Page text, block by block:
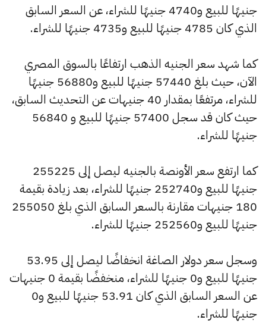
جنيهًا للبيع و4740 جنيهًا للشراء، عن السعر السابق
الذي كان 4785 جنيهًا للبيع و4735 جنيهًا للشراء.
كما شهد سعر الجنيه الذهب ارتفاعًا بالسوق المصري
الآن، حيث بلغ 57440 جنيهًا للبيع و56880 جنيهًا
للشراء، مرتفعًا بمقدار 40 جنيهات عن التحديث السابق،
حيث كان قد سجل 57400 جنيهًا للبيع و 56840
جنيهًا للشراء.
كما ارتفع سعر الأونصة بالجنيه ليصل إلى 255225
جنيهًا للبيع و252740 جنيهًا للشراء، بعد زيادة بقيمة
180 جنيهات مقارنة بالسعر السابق الذي بلغ 255050
جنيهًا للبيع و252560 جنيهًا للشراء.
وسجل سعر دولار الصاغة انخفاضًا ليصل إلى 53.95
جنيهًا للبيع و0 جنيهًا للشراء، منخفضًا بقيمة 0 جنيهات
عن السعر السابق الذي كان 53.91 جنيهًا للبيع و0
جنيهًا للشراء.